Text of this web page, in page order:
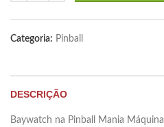
Categoria: Pinball
DESCRIÇÃO
Baywatch na Pinball Mania